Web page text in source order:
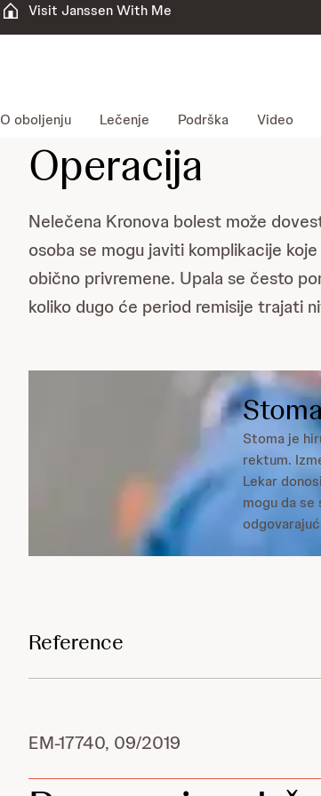
Visit Janssen With Me
O oboljenju Lečenje Podrška Video
Operacija
Nelečena Kronova bolest može
osoba se mogu javiti komplikacije
obično privremene. Upala se često
koliko dugo će period remisije trajati
Stoma je
rektum.
Lekar
mogu da
Reference
EM-17740, 09/2019